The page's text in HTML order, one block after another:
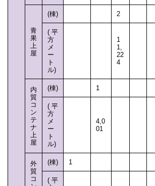
青
果
上
屋
(棟) 2
(平
方
メ
ー
ト
ル)
1
1,
22
4
内
貿
コ
ン
テ
ナ
上
屋
(棟) 1
(平
方
メ
ー
ト
ル)
4,0
01
外
貿
コ
(棟) 1
(平